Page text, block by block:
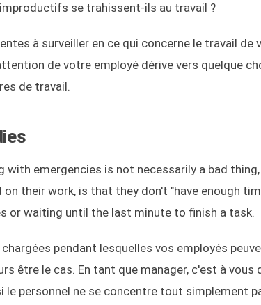
se trahissent-ils au travail ?
à surveiller en ce qui concerne le travail de
de votre employé dérive vers quelque
de travail.
emergencies is not necessarily a bad
their work, is that they don't "have enough
or waiting until the last minute to finish a task.
pendant lesquelles vos employés
être le cas. En tant que manager, c'est à
personnel ne se concentre tout simplement